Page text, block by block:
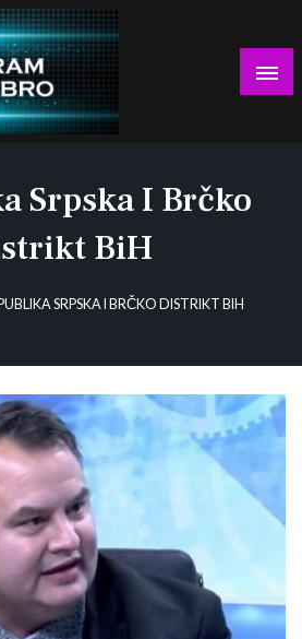
Srpska I Brčko
BiH
SRPSKA I BRČKO DISTRIKT BIH